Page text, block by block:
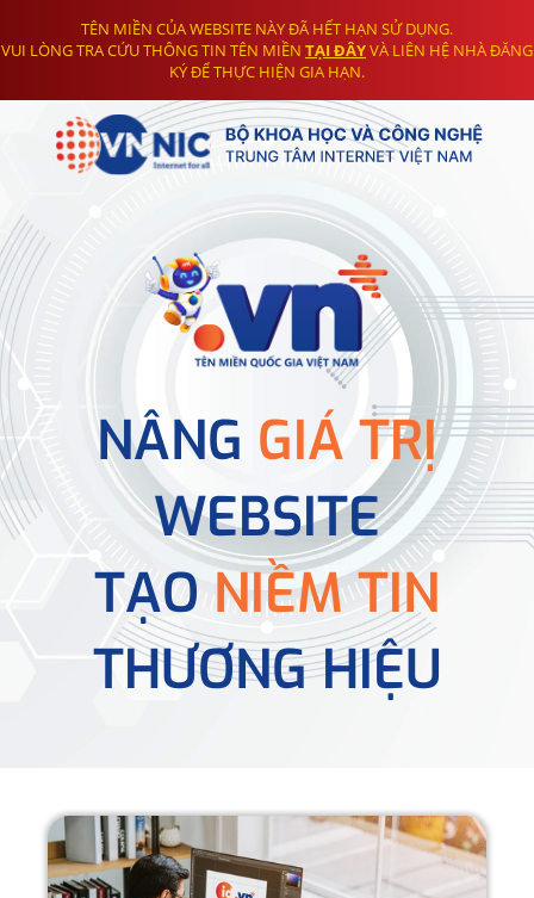
TÊN MIỀN CỦA WEBSITE NÀY ĐÃ HẾT HẠN SỬ DỤNG.
VUI LÒNG TRA CỨU THÔNG TIN TÊN MIỀN TẠI ĐÂYVÀ LIÊN HỆ NHÀ ĐĂNG
KÝ ĐỂ THỰC HIỆN GIA HẠN.
NÂNG GIÁ TRỊ
WEBSITE
TẠONIỀM TIN
THƯƠNG HIỆU